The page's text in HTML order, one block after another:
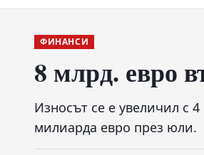
ФИНАНСИ
8 млрд. евро
Износът се е увеличил с
милиарда евро през юли.